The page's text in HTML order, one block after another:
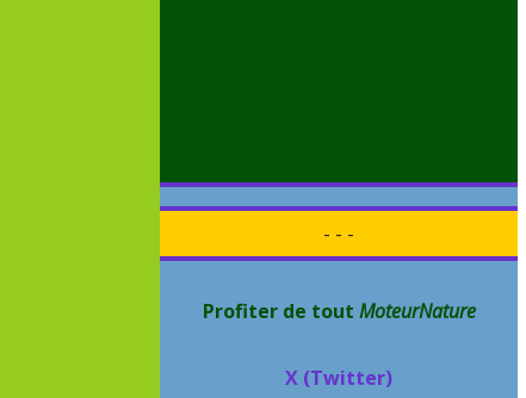
- - -
Profiter de tout MoteurNature
X (Twitter)